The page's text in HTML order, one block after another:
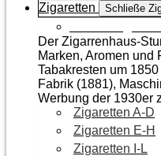
Zigaretten
Schließe
Der Zigarrenhaus-
Marken, Aromen und
Tabakresten um
Fabrik (1881),
Werbung der 1930er
Zigaretten A-D
Zigaretten E-H
Zigaretten I-L